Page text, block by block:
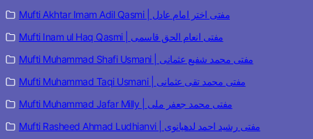
Mufti Akhtar Imam Adil Qasmi | مفتی اختر امام عادل
Mufti Inam ul Haq Qasmi | مفتی انعام الحق قاسمی
Mufti Muhammad Shafi Usmani | مفتی محمد شفیع عثمانی
Mufti Muhammad Taqi Usmani | مفتی محمد تقی عثمانی
Mufti Muhammad Jafar Milly | مفتی محمد جعفر ملی
Mufti Rasheed Ahmad Ludhianvi | مفتی رشید احمد لدھیانوی